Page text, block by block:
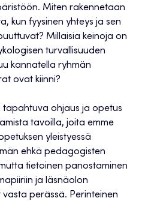
Miten rakennetaan
kun fyysinen yhteys ja sen
Millaisia keinoja on
turvallisuuden
kannatella ryhmän
ovat kiinni?
tapahtuva ohjaus ja opetus
tavoilla, joita emme
yleistyessä
ehkä pedagogisten
tietoinen panostaminen
ja läsnäolon
vasta perässä. Perinteinen